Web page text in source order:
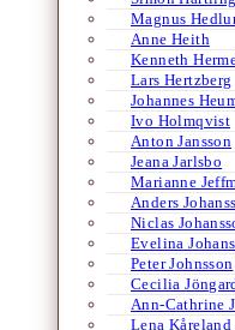
Magnus
Anne Heith
Kenneth
Lars Hertzberg
Johannes
Ivo Holmqvist
Anton Jansson
Jeana Jarlsbo
Marianne
Anders
Niclas
Evelina
Peter Johnsson
Cecilia
Ann-Cathrine
Lena Kåreland